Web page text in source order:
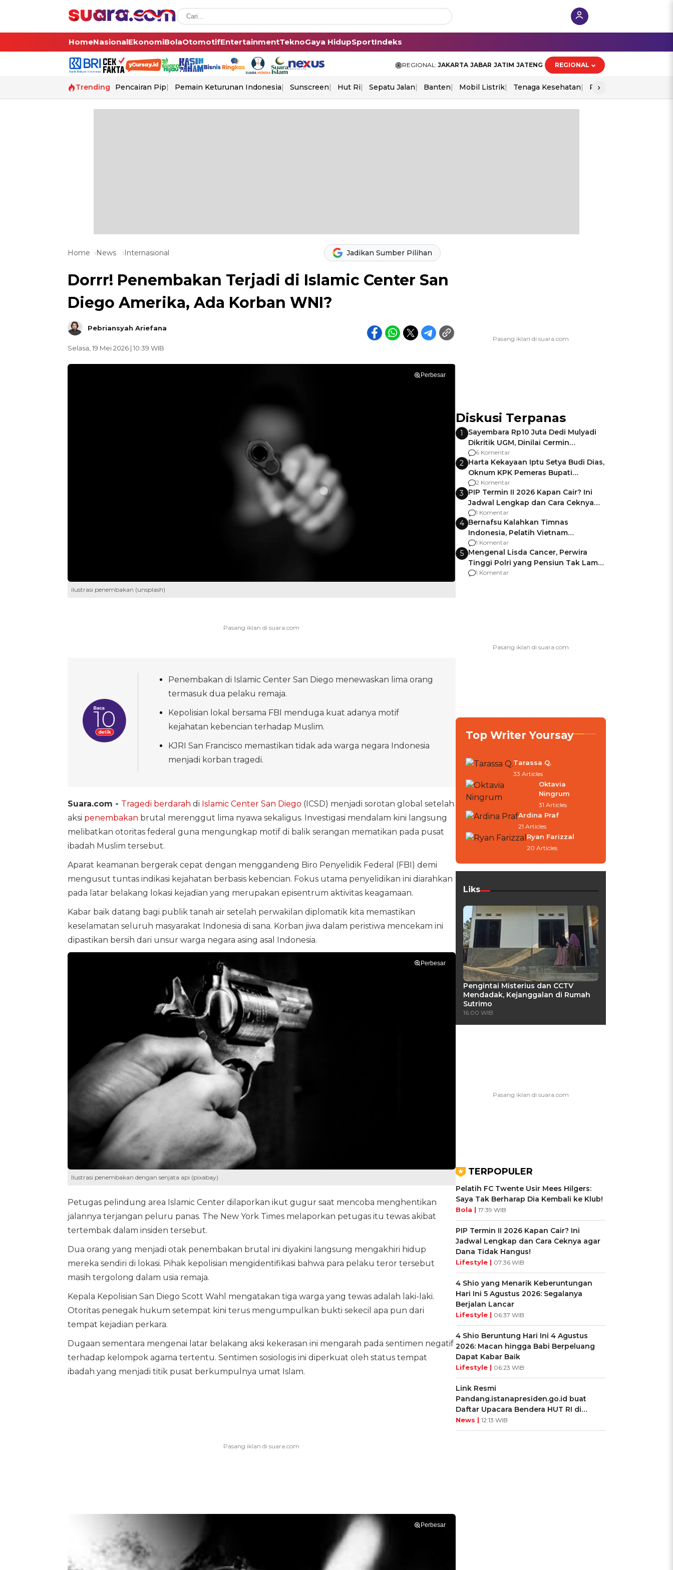
HomeNasionalEkonomiBolaOtomotifEntertainmentTeknoGaya HidupSportIndeks
REGIONAL: JAKARTA JABAR JATIM JATENG REGIONAL
Trending Pencairan Pip Pemain Keturunan Indonesia Sunscreen Hut Ri Sepatu Jalan Banten Mobil Listrik Tenaga Kesehatan Perang As-Iran
›
Home News Internasional Jadikan Sumber Pilihan
Dorrr! Penembakan Terjadi di Islamic Center San
Diego Amerika, Ada Korban WNI?
Pebriansyah Ariefana
Selasa, 19 Mei 2026 | 10:39 WIB
Perbesar
ilustrasi penembakan (unsplash)
Penembakan di Islamic Center San Diego menewaskan lima orang
termasuk dua pelaku remaja.
Kepolisian lokal bersama FBI menduga kuat adanya motif
kejahatan kebencian terhadap Muslim.
KJRI San Francisco memastikan tidak ada warga negara Indonesia
menjadi korban tragedi.
Suara.com - Tragedi berdarah di Islamic Center San Diego (ICSD) menjadi sorotan global setelah
aksi penembakan brutal merenggut lima nyawa sekaligus. Investigasi mendalam kini langsung
melibatkan otoritas federal guna mengungkap motif di balik serangan mematikan pada pusat
ibadah Muslim tersebut.
Aparat keamanan bergerak cepat dengan menggandeng Biro Penyelidik Federal (FBI) demi
mengusut tuntas indikasi kejahatan berbasis kebencian. Fokus utama penyelidikan ini diarahkan
pada latar belakang lokasi kejadian yang merupakan episentrum aktivitas keagamaan.
Kabar baik datang bagi publik tanah air setelah perwakilan diplomatik kita memastikan
keselamatan seluruh masyarakat Indonesia di sana. Korban jiwa dalam peristiwa mencekam ini
dipastikan bersih dari unsur warga negara asing asal Indonesia.
Perbesar
Ilustrasi penembakan dengan senjata api (pixabay)
Petugas pelindung area Islamic Center dilaporkan ikut gugur saat mencoba menghentikan
jalannya terjangan peluru panas. The New York Times melaporkan petugas itu tewas akibat
tertembak dalam insiden tersebut.
Dua orang yang menjadi otak penembakan brutal ini diyakini langsung mengakhiri hidup
mereka sendiri di lokasi. Pihak kepolisian mengidentifikasi bahwa para pelaku teror tersebut
masih tergolong dalam usia remaja.
Kepala Kepolisian San Diego Scott Wahl mengatakan tiga warga yang tewas adalah laki-laki.
Otoritas penegak hukum setempat kini terus mengumpulkan bukti sekecil apa pun dari
tempat kejadian perkara.
Dugaan sementara mengenai latar belakang aksi kekerasan ini mengarah pada sentimen negatif
terhadap kelompok agama tertentu. Sentimen sosiologis ini diperkuat oleh status tempat
ibadah yang menjadi titik pusat berkumpulnya umat Islam.
Perbesar
Diskusi Terpanas
1
Sayembara Rp10 Juta Dedi Mulyadi
Dikritik UGM, Dinilai Cermin
Gagalnya Negara Jamin Keamanan
6 Komentar
2 Harta Kekayaan Iptu Setya Budi Dias,
Oknum KPK Pemeras Bupati
Pemalang
2 Komentar
3 PIP Termin II 2026 Kapan Cair? Ini
Jadwal Lengkap dan Cara Ceknya
agar Dana Tidak Hangus!
1 Komentar
4 Bernafsu Kalahkan Timnas
Indonesia, Pelatih Vietnam
Berencana Pakai Jimat di Pakansari
1 Komentar
5 Mengenal Lisda Cancer, Perwira
Tinggi Polri yang Pensiun Tak Lama
Usai Jadi Brigjen
1 Komentar
Top Writer Yoursay
Tarassa Q.
33 Articles
Oktavia
Ningrum
31 Articles
Ardina Praf
21 Articles
Ryan Farizzal
20 Articles
Liks
Pengintai Misterius dan CCTV
Mendadak, Kejanggalan di Rumah
Sutrimo
16:00 WIB
TERPOPULER
Pelatih FC Twente Usir Mees Hilgers:
Saya Tak Berharap Dia Kembali ke Klub!
Bola | 17:39 WIB
PIP Termin II 2026 Kapan Cair? Ini
Jadwal Lengkap dan Cara Ceknya agar
Dana Tidak Hangus!
Lifestyle | 07:36 WIB
4 Shio yang Menarik Keberuntungan
Hari Ini 5 Agustus 2026: Segalanya
Berjalan Lancar
Lifestyle | 06:37 WIB
4 Shio Beruntung Hari Ini 4 Agustus
2026: Macan hingga Babi Berpeluang
Dapat Kabar Baik
Lifestyle | 06:23 WIB
Link Resmi
Pandang.istanapresiden.go.id buat
Daftar Upacara Bendera HUT RI di
Istana Negara
News | 12:13 WIB